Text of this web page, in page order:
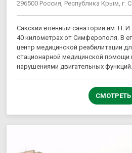
296500 Россия, Республика Крым, г.
Сакский военный санаторий им. Н.
40 километрах от Симферополя. В
центр медицинской реабилитации
стационарной медицинской помощи
нарушениями двигательных функций.
СМОТРЕТЬ